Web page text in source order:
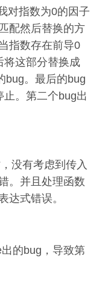
指数为0的因子
配然后替换的方
指数存在前导0
将这部分替换成
bug。最后的bug
。第二个bug出
有考虑到传入
。并且处理函数
达式错误。
的bug，导致第